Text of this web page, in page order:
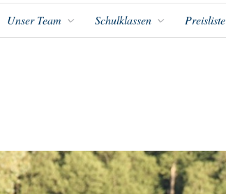
Unser Team Schulklassen Preisliste